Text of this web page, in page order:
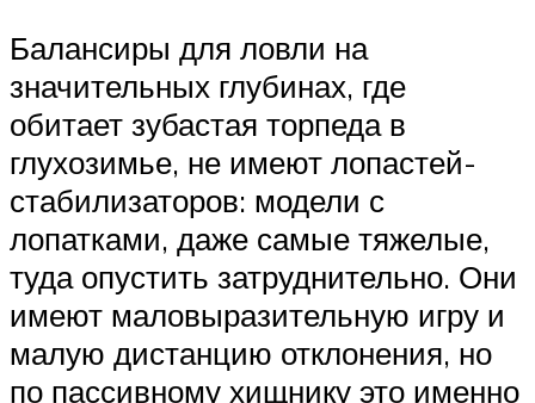
Балансиры для ловли на
значительных глубинах, где
обитает зубастая торпеда в
глухозимье, не имеют лопастей-
стабилизаторов: модели с
лопатками, даже самые тяжелые,
туда опустить затруднительно. Они
имеют маловыразительную игру и
малую дистанцию отклонения, но
по пассивному хищнику это именно